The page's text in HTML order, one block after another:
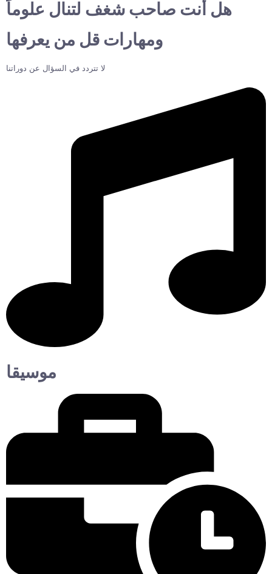
هل أنت صاحب شغف لتنال علوماً
ومهارات قل من يعرفها
لا تتردد في السؤال عن دوراتنا
موسيقا